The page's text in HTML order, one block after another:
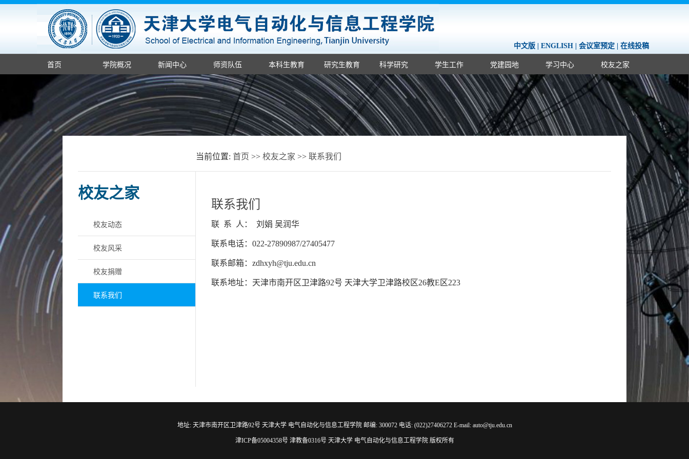
中文版 ENGLISH 会议室预定 在线投稿
首页 学院概况 新闻中心 师资队伍 本科生教育 研究生教育 科学研究 学生工作 党建园地 学习中心 校友之家
当前位置: 首页 >> 校友之家 >> 联系我们
校友之家
校友动态
校友风采
校友捐赠
联系我们
联系我们
联 系 人： 刘娟 吴润华
联系电话：022-27890987/27405477
联系邮箱：zdhxyh@tju.edu.cn
联系地址：天津市南开区卫津路92号 天津大学卫津路校区26教E区223
地址: 天津市南开区卫津路92号 天津大学 电气自动化与信息工程学院 邮编: 300072 电话: (022)27406272 E-mail: auto@tju.edu.cn
津ICP备05004358号 津教备0316号 天津大学 电气自动化与信息工程学院 版权所有